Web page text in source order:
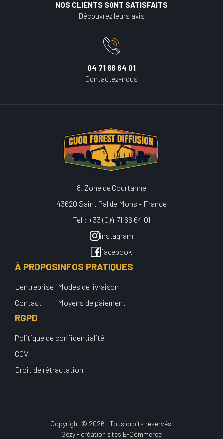
NOS CLIENTS SONT SATISFAITS
Découvrez leurs avis
04 71 66 64 01
Contactez-nous
8, Zone de Courtanne
43620 Saint Pal de Mons - France
Tel : +33 (0)4 71 66 64 01
instagram
facebook
À PROPOS
L'entreprise
Contact
INFOS PRATIQUES
Modes de livraison
Moyens de paiement
RGPD
Politique de confidentialité
CGV
Droit de rétractation
Copyright © 2026 - Tous droits réservés.
Gezy - création sites E-Commerce